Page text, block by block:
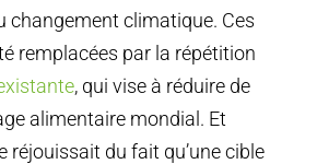
changement climatique. Ces
remplacées par la répétition
, qui vise à réduire de
alimentaire mondial. Et
réjouissait du fait qu’une cible